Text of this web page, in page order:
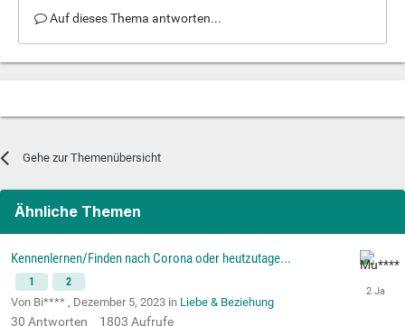
Auf dieses Thema antworten...
Gehe zur Themenübersicht
Ähnliche Themen
Kennenlernen/Finden nach Corona oder heutzutage...
1 2
Von Bi**** , Dezember 5, 2023 in Liebe & Beziehung
30 Antworten 1803 Aufrufe